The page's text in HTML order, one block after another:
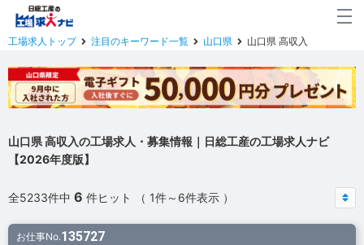
工場求人トップ 注目のキーワード一覧 山口県 山口県 高収入
山口県 高収入の工場求人・募集情報｜日総工産の工場求人ナビ
【2026年度版】
全5233件中 6 件ヒット （ 1件～6件表示 ）
お仕事No.135727